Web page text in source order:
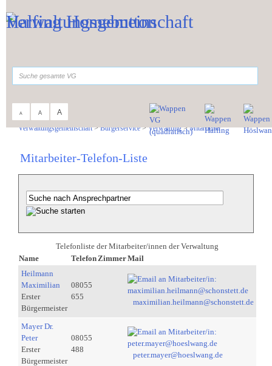
A A A
Verwaltungsgemeinschaft>Bürgerservice>Verwaltung>Mitarbeiter
Mitarbeiter-Telefon-Liste
Telefonliste der Mitarbeiter/innen der Verwaltung
Name
Telefon ZimmerMail
Heilmann
Maximilian
Erster
Bürgermeister
08055
655
maximilian.heilmann@schonstett.de
Mayer Dr.
Peter
Erster
Bürgermeister
08055
488
peter.mayer@hoeslwang.de